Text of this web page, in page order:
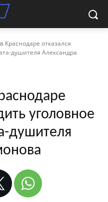
Краснодаре отказался
душителя Александра
уголовное
душителя